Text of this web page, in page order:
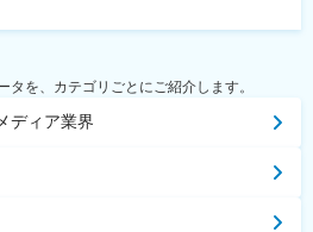
を、カテゴリごとにご紹介します。
ディア業界